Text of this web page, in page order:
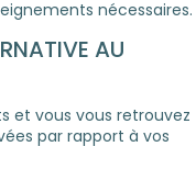
nécessaires.
AU
et vous vous retrouvez
par rapport à vos